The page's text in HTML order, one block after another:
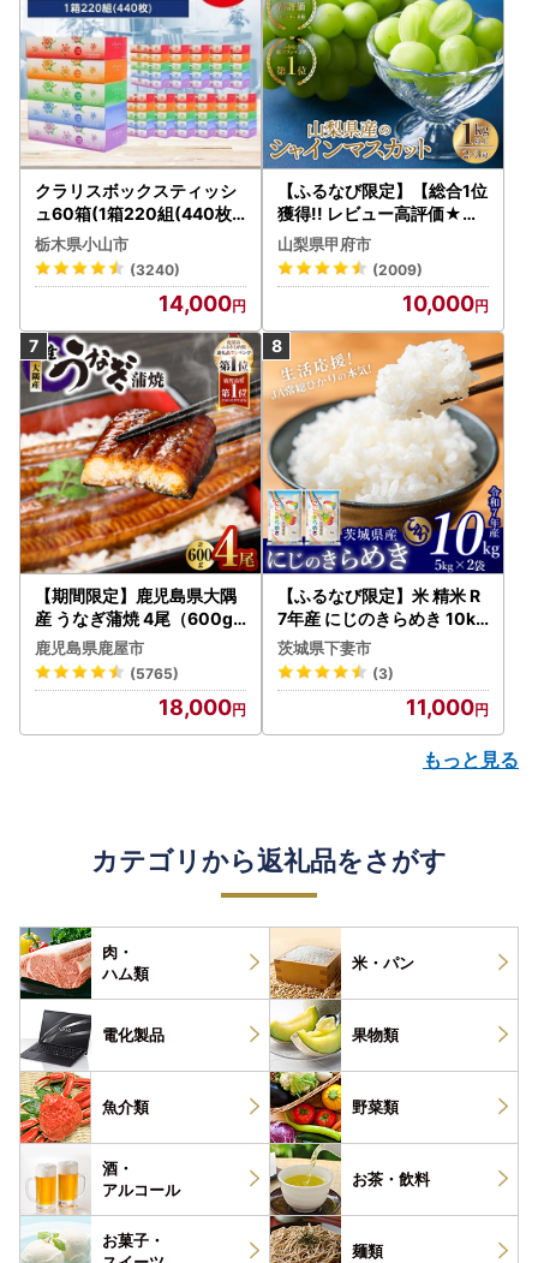
クラリスボックスティッシ
ュ60箱(1箱220組(440枚))
(5個入り×12セット)【配送
不可地域：離島・沖縄県】
【1256759】
栃木県小山市
(3240)
14,000
【ふるなび限定】【総合1位
獲得!! レビュー高評価★】
〈2026年度配送分〉山梨
県産 シャインマスカット 2
～3房（1.0kg以上）シャイ
ン フルーツ FN-Limited-S
P
山梨県甲府市
(2009)
10,000
【期間限定】鹿児島県大隅
産 うなぎ蒲焼 4尾（600g
） KN007-004-04-cp18
うなぎ 鰻 魚 惣菜 総菜
鹿児島県鹿屋市
(5765)
18,000
【ふるなび限定】米 精米 R
7年産 にじのきらめき 10kg
10月 FN-Limited-PR
茨城県下妻市
(3)
11,000
もっと見る
カテゴリから返礼品をさがす
肉・
ハム類
米・パン
電化製品 果物類
魚介類 野菜類
酒・
アルコール
お茶・ 飲料
お菓子・
麺類